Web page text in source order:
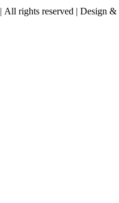
| All rights reserved | Design &